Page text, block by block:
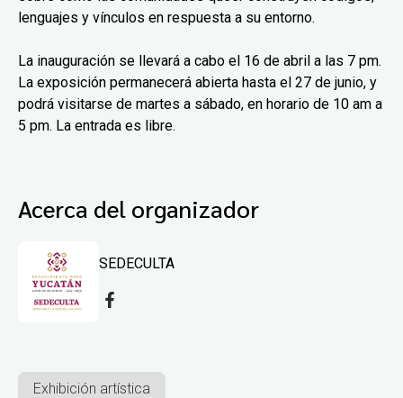
lenguajes y vínculos en respuesta a su entorno.
La inauguración se llevará a cabo el 16 de abril a las 7 pm.
La exposición permanecerá abierta hasta el 27 de junio, y
podrá visitarse de martes a sábado, en horario de 10 am a
5 pm. La entrada es libre.
Acerca del organizador
SEDECULTA
Exhibición artística